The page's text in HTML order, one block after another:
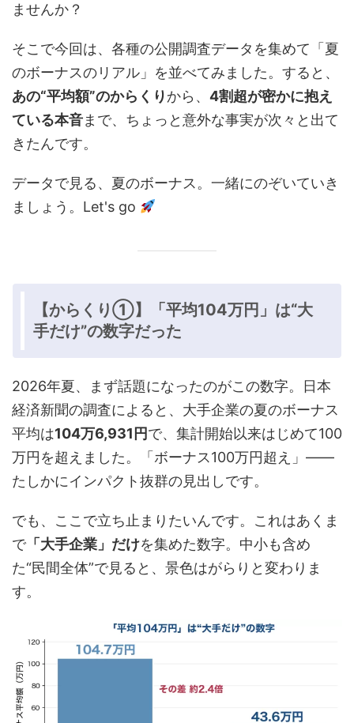
ませんか？
そこで今回は、各種の公開調査データを集めて「夏
のボーナスのリアル」を並べてみました。すると、
あの“平均額”のからくりから、 4割超が密かに抱え
ている本音まで、ちょっと意外な事実が次々と出て
きたんです。
データで見る、夏のボーナス。一緒にのぞいていき
ましょう。Let's go
【からくり①】「平均104万円」は“大
手だけ”の数字だった
2026年夏、まず話題になったのがこの数字。日本
経済新聞の調査によると、大手企業の夏のボーナス
平均は104万6,931円で、集計開始以来はじめて100
万円を超えました。「ボーナス100万円超え」——
たしかにインパクト抜群の見出しです。
でも、ここで立ち止まりたいんです。これはあくま
で「大手企業」だけを集めた数字。中小も含め
た“民間全体”で見ると、景色はがらりと変わりま
す。